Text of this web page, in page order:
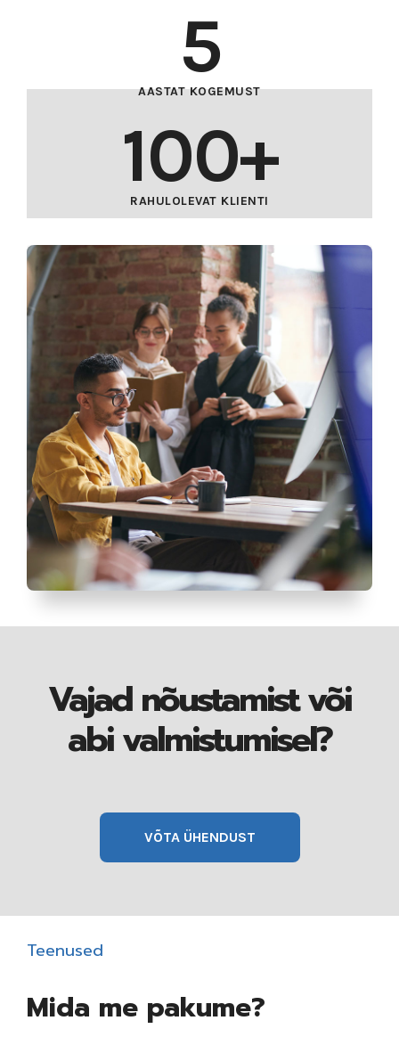
AASTAT KOGEMUST
5
RAHULOLEVAT KLIENTI
100+
Vajad nõustamist või
abi valmistumisel?
VÕTA ÜHENDUST
Teenused
Mida me pakume?